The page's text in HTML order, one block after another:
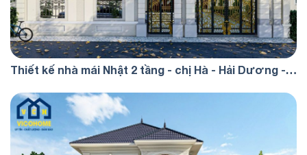
Thiết kế nhà mái Nhật 2 tầng - chị Hà - Hải Dương -